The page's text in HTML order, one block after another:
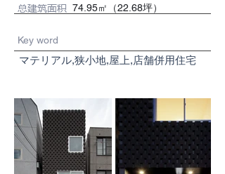
74.95㎡（22.68坪）
总建筑面积
Key word
マテリアル,狭小地,屋上,店舗併用住宅